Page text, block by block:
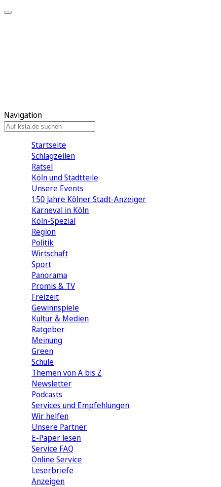
Navigation
Startseite
Schlagzeilen
Rätsel
Köln und Stadtteile
Unsere Events
150 Jahre Kölner Stadt-Anzeiger
Karneval in Köln
Köln-Spezial
Region
Politik
Wirtschaft
Sport
Panorama
Promis & TV
Freizeit
Gewinnspiele
Kultur & Medien
Ratgeber
Meinung
Green
Schule
Themen von A bis Z
Newsletter
Podcasts
Services und Empfehlungen
Wir helfen
Unsere Partner
E-Paper lesen
Service FAQ
Online Service
Leserbriefe
Anzeigen